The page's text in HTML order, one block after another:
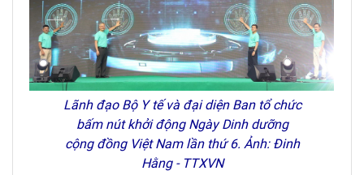
Lãnh đạo Bộ Y tế và đại diện Ban tổ chức
bấm nút khởi động Ngày Dinh dưỡng
cộng đồng Việt Nam lần thứ 6. Ảnh: Đinh
Hằng - TTXVN